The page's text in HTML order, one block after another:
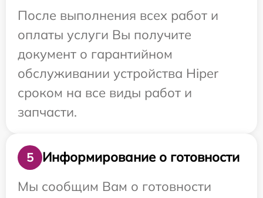
После выполнения всех работ и
оплаты услуги Вы получите
документ о гарантийном
обслуживании устройства Hiper
сроком на все виды работ и
запчасти.
5
Информирование о готовности
Мы сообщим Вам о готовности